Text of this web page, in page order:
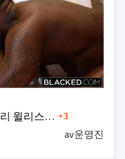
리 윌리스… 댓글
3
등록자
av운영진